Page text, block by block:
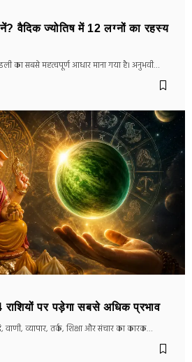
वैदिक ज्योतिष में 12 लग्नों का रहस्य
का सबसे महत्वपूर्ण आधार माना गया है। अनुभवी…
पर पड़ेगा सबसे अधिक प्रभाव
वाणी, व्यापार, तर्क, शिक्षा और संचार का कारक…